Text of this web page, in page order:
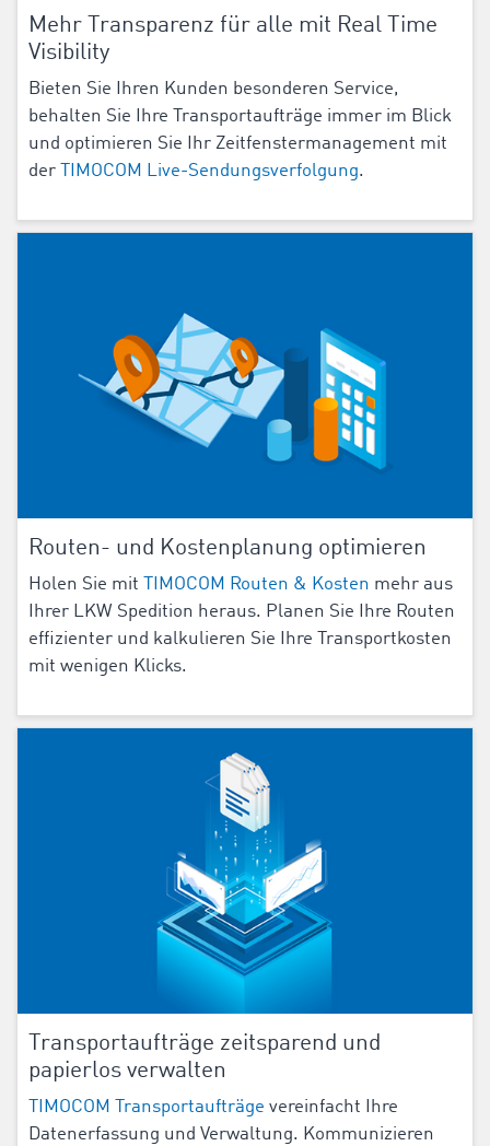
Mehr Transparenz für alle mit Real Time
Visibility
Bieten Sie Ihren Kunden besonderen Service,
behalten Sie Ihre Transportaufträge immer im Blick
und optimieren Sie Ihr Zeitfenstermanagement mit
der
TIMOCOM Live-Sendungsverfolgung.
Routen- und Kostenplanung optimieren
Holen Sie mit TIMOCOM Routen & Kosten mehr aus
Ihrer LKW Spedition heraus. Planen Sie Ihre Routen
effizienter und kalkulieren Sie Ihre Transportkosten
mit wenigen Klicks.
Transportaufträge zeitsparend und
papierlos verwalten
TIMOCOM Transportaufträge vereinfacht Ihre
Datenerfassung und Verwaltung. Kommunizieren